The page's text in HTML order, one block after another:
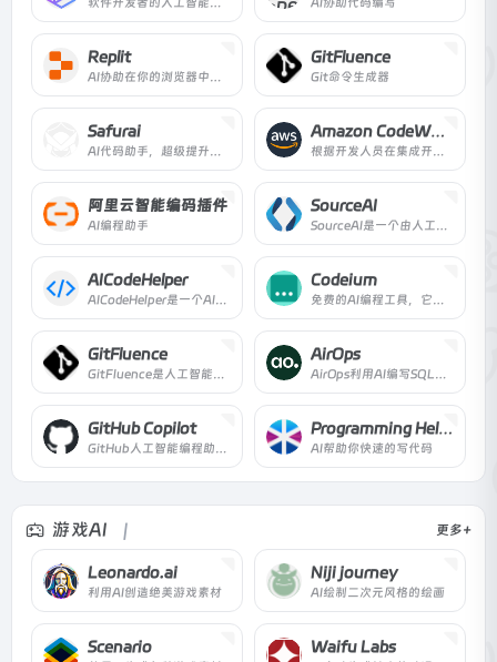
Replit
AI协助在你的浏览器中实时运行代码
GitFluence
Git命令生成器
Safurai
AI代码助手，超级提升开发者的生产力。Safurai支持所有编程语言，对Visual Studio Code完全免费。
Amazon CodeWhisperer
根据开发人员在集成开发环境（IDE）中的自然语言和代码评论生成代码建议
阿里云智能编码插件
AI编程助手
SourceAI
SourceAI是一个由人工智能驱动的工具，可以从任何人类语言描述中生成任何编程语言的代码。它还可以简化，找到错误并修复它们，并调试你的代码。
AICodeHelper
AICodeHelper是一个AI代码编写助手，AI代码生成,免费在线生成最佳AI代码。程序员可以通过AI学习如何更有效地编写更好的代码。
Codeium
免费的AI编程工具，它支持超过20种以上的语言，并与您最喜爱的IDE集成，具有闪电般的速度和优质的建议。
GitFluence
GitFluence是人工智能驱动的解决方案，帮助你快速找到正确的git命令。
AirOps
AirOps利用AI编写SQL，让你的整个团队用实时数据建立报告、文件和内部工具。显著的速度，令人难以置信的乐趣。
GitHub Copilot
GitHub人工智能编程助手，帮你编写代码和函数
Programming Helper
AI帮助你快速的写代码
游戏AI 更多+
Leonardo.ai
利用AI创造绝美游戏素材
Niji journey
AI绘制二次元风格的绘画
Scenario Waifu Labs